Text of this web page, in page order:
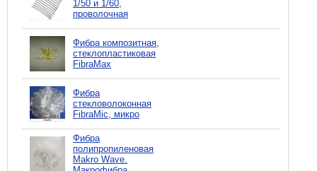
1/50 и 1/60,
проволочная
Фибра композитная,
стеклопластиковая
FibraMax
Фибра
стекловолоконная
FibraMic, микро
Фибра
полипропиленовая
Makro Wave.